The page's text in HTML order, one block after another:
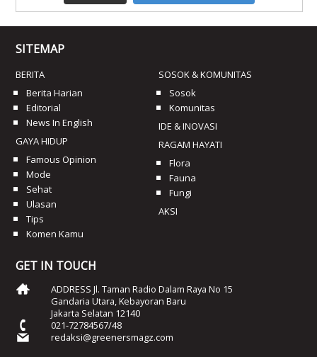
SITEMAP
BERITA
Berita Harian
Editorial
News In English
GAYA HIDUP
Famous Opinion
Mode
Sehat
Ulasan
Tips
Komen Kamu
SOSOK & KOMUNITAS
Sosok
Komunitas
IDE & INOVASI
RAGAM HAYATI
Flora
Fauna
Fungi
AKSI
GET IN TOUCH
ADDRESS Jl. Taman Radio Dalam Raya No 15
Gandaria Utara, Kebayoran Baru
Jakarta Selatan 12140
021-72784567/48
redaksi@greenersmagz.com